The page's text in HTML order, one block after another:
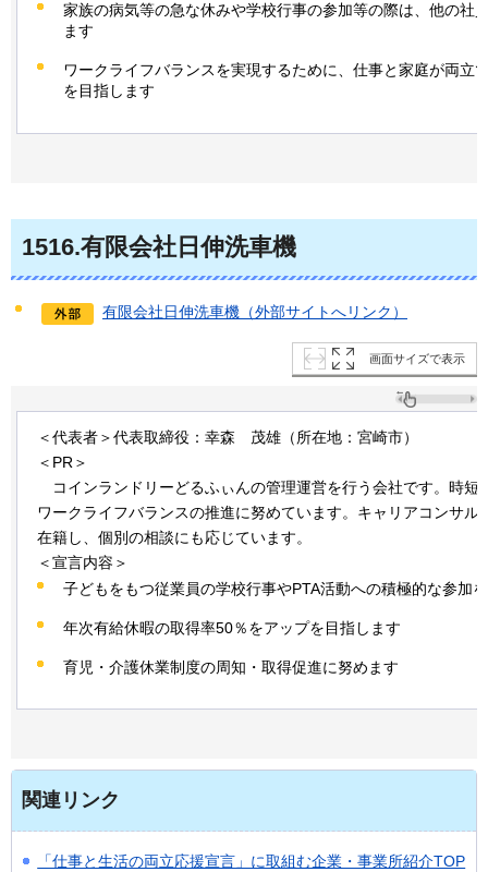
家族の病気等の急な休みや学校行事の参加等の際は、他の社
ます
ワークライフバランスを実現するために、仕事と家庭が両立
を目指します
1516.有限会社日伸洗車機
有限会社日伸洗車機（外部サイトへリンク）
画面サイズで表示
＜代表者＞代表取締役：幸森 茂雄（所在地：宮崎市）
＜PR＞
コインランドリーどるふぃんの管理運営を行う会社です。時短
ワークライフバランスの推進に努めています。キャリアコンサル
在籍し、個別の相談にも応じています。
＜宣言内容＞
子どもをもつ従業員の学校行事やPTA活動への積極的な参加
年次有給休暇の取得率50％をアップを目指します
育児・介護休業制度の周知・取得促進に努めます
関連リンク
「仕事と生活の両立応援宣言」に取組む企業・事業所紹介TOP